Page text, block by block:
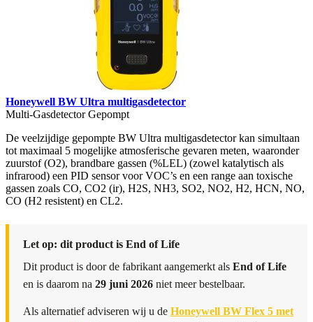
Honeywell BW Ultra multigasdetector
Multi-Gasdetector Gepompt
De veelzijdige gepompte BW Ultra multigasdetector kan simultaan
tot maximaal 5 mogelijke atmosferische gevaren meten, waaronder
zuurstof (O2), brandbare gassen (%LEL) (zowel katalytisch als
infrarood) een PID sensor voor VOC’s en een range aan toxische
gassen zoals CO, CO2 (ir), H2S, NH3, SO2, NO2, H2, HCN, NO,
CO (H2 resistent) en CL2.
Let op: dit product is End of Life
Dit product is door de fabrikant aangemerkt als End of Life
en is daarom na 29 juni 2026 niet meer bestelbaar.
Als alternatief adviseren wij u de Honeywell BW Flex 5 met